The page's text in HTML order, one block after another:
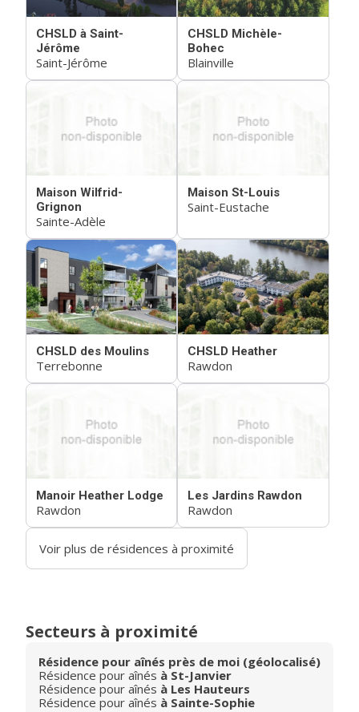
CHSLD à Saint-
Jérôme
Saint-Jérôme
CHSLD Michèle-
Bohec
Blainville
Maison Wilfrid-
Grignon
Sainte-Adèle
Maison St-Louis
Saint-Eustache
CHSLD des Moulins
Terrebonne
CHSLD Heather
Rawdon
Manoir Heather Lodge
Rawdon
Les Jardins Rawdon
Rawdon
Voir plus de résidences à proximité
Secteurs à proximité
Résidence pour aînés près de moi (géolocalisé)
Résidence pour aînés à St-Janvier
Résidence pour aînés à Les Hauteurs
Résidence pour aînés à Sainte-Sophie